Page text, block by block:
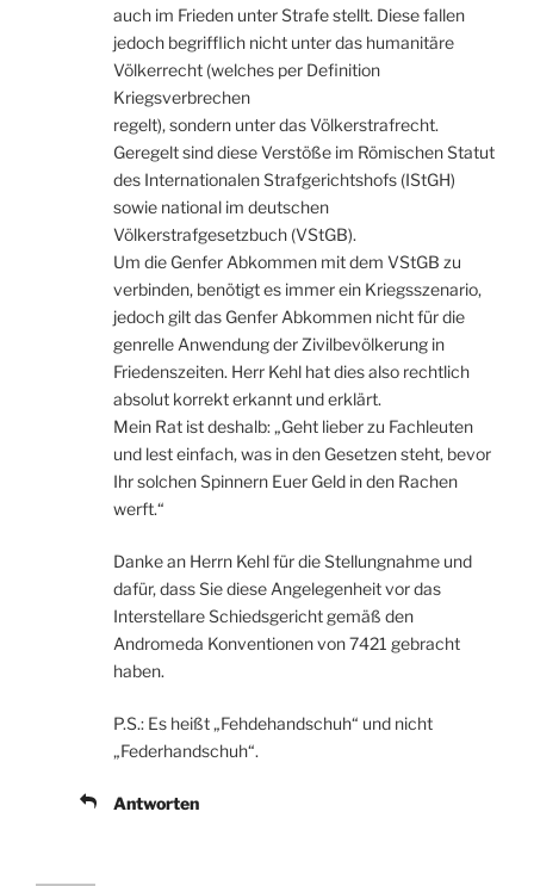
auch im Frieden unter Strafe stellt. Diese fallen
jedoch begrifflich nicht unter das humanitäre
Völkerrecht (welches per Definition
Kriegsverbrechen
regelt), sondern unter das Völkerstrafrecht.
Geregelt sind diese Verstöße im Römischen Statut
des Internationalen Strafgerichtshofs (IStGH)
sowie national im deutschen
Völkerstrafgesetzbuch (VStGB).
Um die Genfer Abkommen mit dem VStGB zu
verbinden, benötigt es immer ein Kriegsszenario,
jedoch gilt das Genfer Abkommen nicht für die
genrelle Anwendung der Zivilbevölkerung in
Friedenszeiten. Herr Kehl hat dies also rechtlich
absolut korrekt erkannt und erklärt.
Mein Rat ist deshalb: „Geht lieber zu Fachleuten
und lest einfach, was in den Gesetzen steht, bevor
Ihr solchen Spinnern Euer Geld in den Rachen
werft.“
Danke an Herrn Kehl für die Stellungnahme und
dafür, dass Sie diese Angelegenheit vor das
Interstellare Schiedsgericht gemäß den
Andromeda Konventionen von 7421 gebracht
haben.
P.S.: Es heißt „Fehdehandschuh“ und nicht
„Federhandschuh“.
Antworten